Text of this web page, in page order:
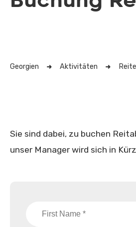
Georgien Aktivitäten
Sie sind dabei, zu buchen
unser Manager wird sich in